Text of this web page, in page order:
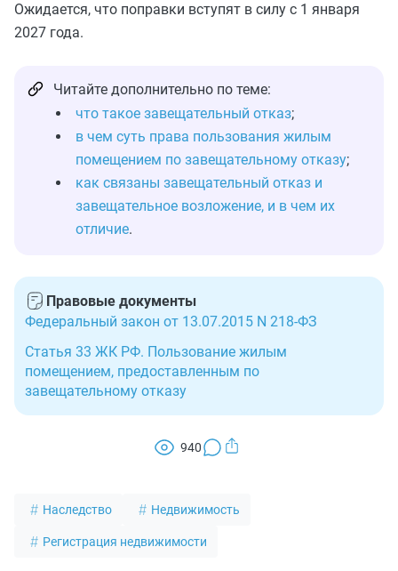
Ожидается, что поправки вступят в силу с 1 января
2027 года.
Читайте дополнительно по теме:
что такое завещательный отказ;
в чем суть права пользования жилым
помещением по завещательному отказу;
как связаны завещательный отказ и
завещательное возложение, и в чем их
отличие.
Правовые документы
Федеральный закон от 13.07.2015 N 218-ФЗ
Статья 33 ЖК РФ. Пользование жилым
помещением, предоставленным по
завещательному отказу
940
Наследство Недвижимость
Регистрация недвижимости